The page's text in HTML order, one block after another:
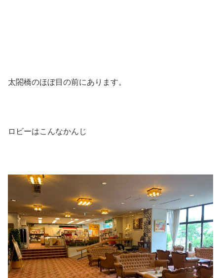
太閤橋のほぼ目の前にあります。
ロビーはこんなかんじ